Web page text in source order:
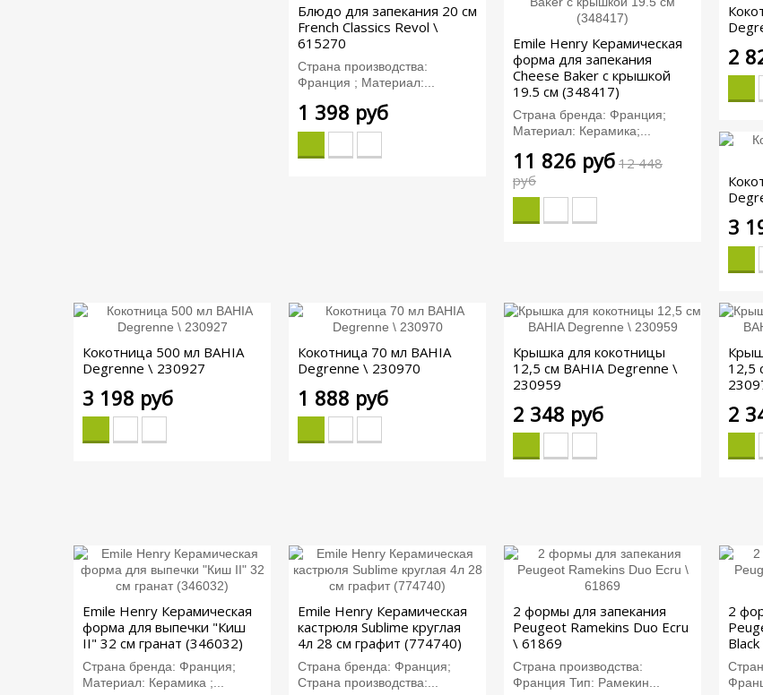
Блюдо для запекания 20 см
French Classics Revol \
615270
Страна производства:
Франция ; Материал:...
1 398 руб
Emile Henry Керамическая
форма для запекания
Cheese Baker с крышкой
19.5 см (348417)
Страна бренда: Франция;
Материал: Керамика;...
11 826 руб 12 448
руб
2
3
Кокотница 500 мл BAHIA
Degrenne \ 230927
3 198 руб
Кокотница 70 мл BAHIA
Degrenne \ 230970
1 888 руб
Крышка для кокотницы
12,5 см BAHIA Degrenne \
230959
2 348 руб
12,5
2
Emile Henry Керамическая
форма для выпечки "Киш
II" 32 см гранат (346032)
Страна бренда: Франция;
Материал: Керамика ;...
Emile Henry Керамическая
кастрюля Sublime круглая
4л 28 см графит (774740)
Страна бренда: Франция;
Страна производства:...
2 формы для запекания
Peugeot Ramekins Duo Ecru
\ 61869
Страна производства:
Франция Тип: Рамекин...
2